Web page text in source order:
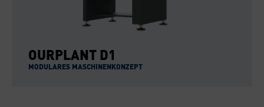
OURPLANT D1
MODULARES MASCHINENKONZEPT